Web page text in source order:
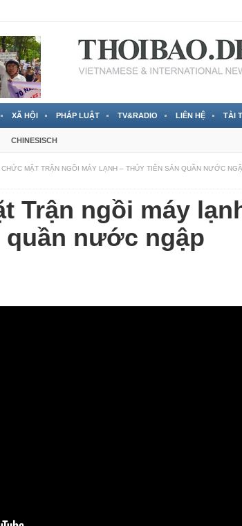
XÃ HỘI PHÁP LUẬT TV&RADIO LIÊN HỆ TÀI
CHINESISCH
CHỨC MẶT TRẬN NGỒI MÁY LẠNH – THỦY TIÊN SẮN QUẦN NƯỚC
Trận ngồi máy
quần nước ngập